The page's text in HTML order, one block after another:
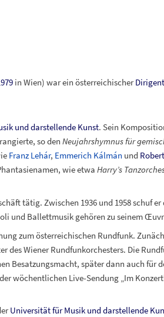
in Wien) war ein österreichischerDirigent
und darstellende Kunst. Sein
so den Neujahrshymnus für
Franz Lehár, Emmerich Kálmán und
wie etwa Harry’s
tätig. Zwischen 1936 und 1958 schuf
und Ballettmusik gehören zu seinem
zum österreichischen Rundfunk.
des Wiener Rundfunkorchesters. Die
Besatzungsmacht, später dann auch für
wöchentlichen Live-Sendung „Im
Universität für Musik und darstellende